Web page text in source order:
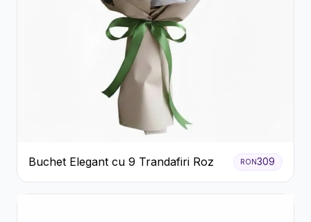
Buchet Elegant cu 9 Trandafiri Roz RON309